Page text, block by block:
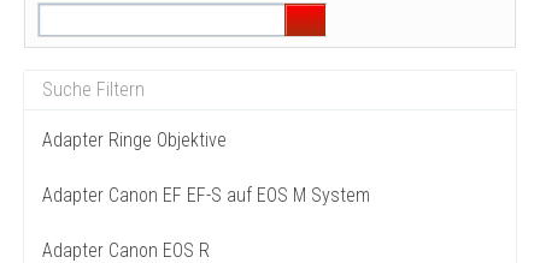
Adapter Ringe Objektive
Adapter Canon EF EF-S auf EOS M System
Adapter Canon EOS R